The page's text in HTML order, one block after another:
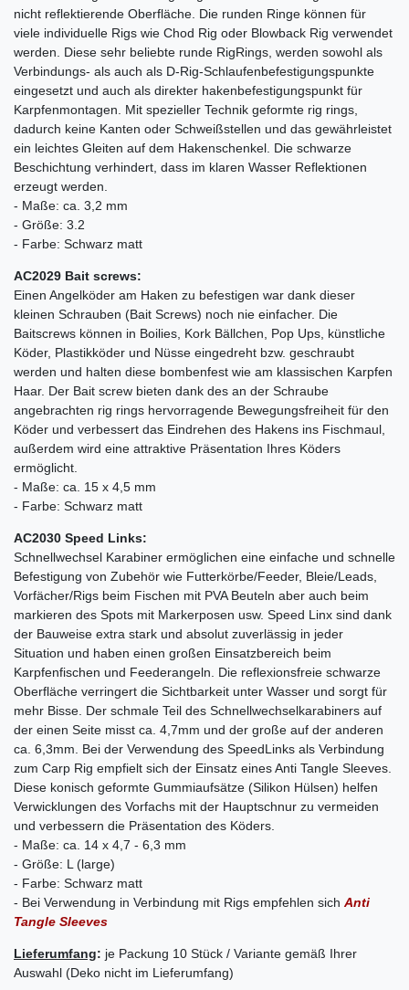
nicht reflektierende Oberfläche. Die runden Ringe können für
viele individuelle Rigs wie Chod Rig oder Blowback Rig verwendet
werden. Diese sehr beliebte runde RigRings, werden sowohl als
Verbindungs- als auch als D-Rig-Schlaufenbefestigungspunkte
eingesetzt und auch als direkter hakenbefestigungspunkt für
Karpfenmontagen. Mit spezieller Technik geformte rig rings,
dadurch keine Kanten oder Schweißstellen und das gewährleistet
ein leichtes Gleiten auf dem Hakenschenkel. Die schwarze
Beschichtung verhindert, dass im klaren Wasser Reflektionen
erzeugt werden.
- Maße: ca. 3,2 mm
- Größe: 3.2
- Farbe: Schwarz matt
AC2029 Bait screws:
Einen Angelköder am Haken zu befestigen war dank dieser
kleinen Schrauben (Bait Screws) noch nie einfacher. Die
Baitscrews können in Boilies, Kork Bällchen, Pop Ups, künstliche
Köder, Plastikköder und Nüsse eingedreht bzw. geschraubt
werden und halten diese bombenfest wie am klassischen Karpfen
Haar. Der Bait screw bieten dank des an der Schraube
angebrachten rig rings hervorragende Bewegungsfreiheit für den
Köder und verbessert das Eindrehen des Hakens ins Fischmaul,
außerdem wird eine attraktive Präsentation Ihres Köders
ermöglicht.
- Maße: ca. 15 x 4,5 mm
- Farbe: Schwarz matt
AC2030 Speed Links:
Schnellwechsel Karabiner ermöglichen eine einfache und schnelle
Befestigung von Zubehör wie Futterkörbe/Feeder, Bleie/Leads,
Vorfächer/Rigs beim Fischen mit PVA Beuteln aber auch beim
markieren des Spots mit Markerposen usw. Speed Linx sind dank
der Bauweise extra stark und absolut zuverlässig in jeder
Situation und haben einen großen Einsatzbereich beim
Karpfenfischen und Feederangeln. Die reflexionsfreie schwarze
Oberfläche verringert die Sichtbarkeit unter Wasser und sorgt für
mehr Bisse. Der schmale Teil des Schnellwechselkarabiners auf
der einen Seite misst ca. 4,7mm und der große auf der anderen
ca. 6,3mm. Bei der Verwendung des SpeedLinks als Verbindung
zum Carp Rig empfielt sich der Einsatz eines Anti Tangle Sleeves.
Diese konisch geformte Gummiaufsätze (Silikon Hülsen) helfen
Verwicklungen des Vorfachs mit der Hauptschnur zu vermeiden
und verbessern die Präsentation des Köders.
- Maße: ca. 14 x 4,7 - 6,3 mm
- Größe: L (large)
- Farbe: Schwarz matt
- Bei Verwendung in Verbindung mit Rigs empfehlen sich Anti
Tangle Sleeves
Lieferumfang: je Packung 10 Stück / Variante gemäß Ihrer
Auswahl (Deko nicht im Lieferumfang)